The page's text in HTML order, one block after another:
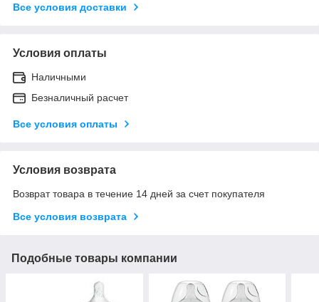
Все условия доставки
Условия оплаты
Наличными
Безналичный расчет
Все условия оплаты
Условия возврата
Возврат товара в течение 14 дней за счет покупателя
Все условия возврата
Подобные товары компании